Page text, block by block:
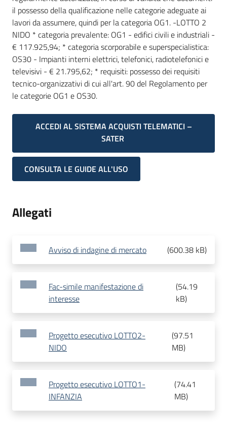
il possesso della qualificazione nelle categorie adeguate ai
lavori da assumere, quindi per la categoria OG1. -LOTTO 2
NIDO * categoria prevalente: OG1 - edifici civili e industriali -
€ 117.925,94; * categoria scorporabile e superspecialistica:
OS30 - Impianti interni elettrici, telefonici, radiotelefonici e
televisivi - € 21.795,62; * requisiti: possesso dei requisiti
tecnico-organizzativi di cui all'art. 90 del Regolamento per
le categorie OG1 e OS30.
ACCEDI AL SISTEMA ACQUISTI TELEMATICI –
SATER
CONSULTA LE GUIDE ALL'USO
Allegati
Avviso di indagine di mercato (600.38 kB)
Fac-simile manifestazione di
interesse
(54.19
kB)
Progetto esecutivo LOTTO2-
NIDO
(97.51
MB)
Progetto esecutivo LOTTO1-
INFANZIA
(74.41
MB)